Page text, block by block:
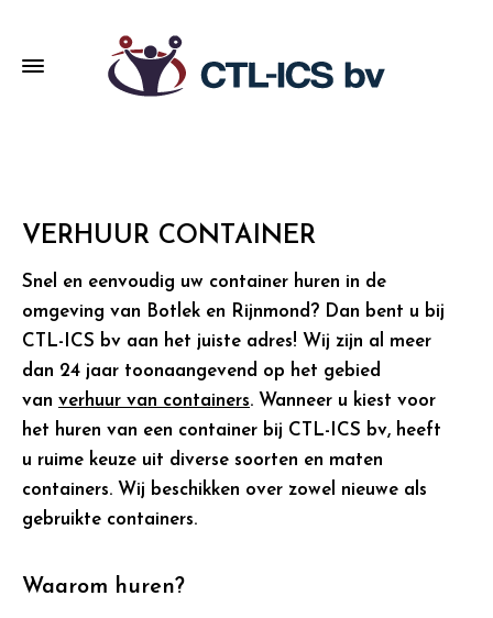
VERHUUR CONTAINER
Snel en eenvoudig uw container huren in de
omgeving van Botlek en Rijnmond? Dan bent u bij
CTL-ICS bv aan het juiste adres! Wij zijn al meer
dan 24 jaar toonaangevend op het gebied
van verhuur van containers. Wanneer u kiest voor
het huren van een container bij CTL-ICS bv, heeft
u ruime keuze uit diverse soorten en maten
containers. Wij beschikken over zowel nieuwe als
gebruikte containers.
Waarom huren?